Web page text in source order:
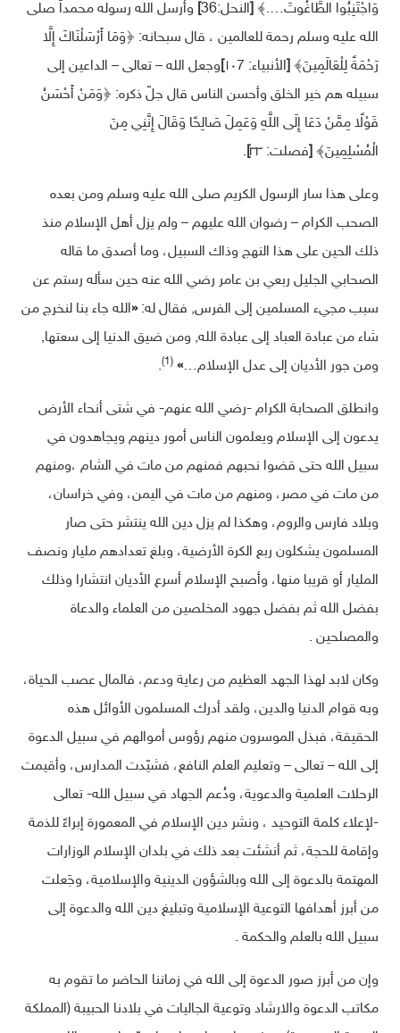
وَاجْتَنِبُوا الطَّاغُوتَ….﴾ [النحل:36 ] وأرسل الله رسوله محمداً صلى
الله عليه وسلم رحمة للعالمين ، قال سبحانه: ﴿وَمَا أَرْسَلْنَاكَ إِلَّا
رَحْمَةً لِلْعَالَمِينَ﴾ [الأنبياء: ١٠7 ]وجعل الله – تعالى – الداعين إلى
سبيله هم خير الخلق وأحسن الناس قال جلّ ذكره: ﴿وَمَنْ أَحْسَنُ
قَوْلًا مِمَّنْ دَعَا إِلَى اللَّهِ وَعَمِلَ صَالِحًا وَقَالَ إِنَّنِي مِنَ
الْمُسْلِمِينَ﴾ [فصلت: ٣٣ ]
.
وعلى هذا سار الرسول الكريم صلى الله عليه وسلم ومن بعده
الصحب الكرام – رضوان الله عليهم – ولم يزل أهل الإسلام منذ
ذلك الحين على هذا النهج وذاك السبيل، وما أصدق ما قاله
الصحابي الجليل ربعي بن عامر رضي الله عنه حين سأله رستم عن
سبب مجيء المسلمين إلى الفرس, فقال له:«الله جاء بنا لنخرج من
شاء من عبادة العباد إلى عبادة الله, ومن ضيق الدنيا إلى سعتها,
ومن جور الأديان إلى عدل الإسلام…»
(1)
.
وانطلق الصحابة الكرام -رضي الله عنهم- في شتى أنحاء الأرض
يدعون إلى الإسلام ويعلمون الناس أمور دينهم ويجاهدون في
سبيل الله حتى قضوا نحبهم فمنهم من مات في الشام ،ومنهم
من مات في مصر، ومنهم من مات في اليمن، وفي خراسان،
وبلاد فارس والروم، وهكذا لم يزل دين الله ينتشر حتى صار
المسلمون يشكلون ربع الكرة الأرضية، وبلغ تعدادهم مليار ونصف
المليار أو قريبا منها، وأصبح الإسلام أسرع الأديان انتشارا وذلك
بفضل الله ثم بفضل جهود المخلصين من العلماء والدعاة
والمصلحين .
وكان لابد لهذا الجهد العظيم من رعاية ودعم، فالمال عصب الحياة،
وبه قوام الدنيا والدين، ولقد أدرك المسلمون الأوائل هذه
الحقيقة، فبذل الموسرون منهم رؤوس أموالهم في سبيل الدعوة
إلى الله – تعالى – وتعليم العلم النافع، فشيّدت المدارس، وأقيمت
الرحلات العلمية والدعوية، ودُعم الجهاد في سبيل الله- تعالى
-لإعلاء كلمة التوحيد ، ونشر دين الإسلام في المعمورة إبراءً للذمة
وإقامة للحجة، ثم أنشئت بعد ذلك في بلدان الإسلام الوزارات
المهتمة بالدعوة إلى الله وبالشؤون الدينية والإسلامية، وجَعلت
من أبرز أهدافها التوعية الإسلامية وتبليغ دين الله والدعوة إلى
سبيل الله بالعلم والحكمة .
وإن من أبرز صور الدعوة إلى الله في زماننا الحاضر ما تقوم به
مكاتب الدعوة والارشاد وتوعية الجاليات في بلادنا الحبيبة (المملكة